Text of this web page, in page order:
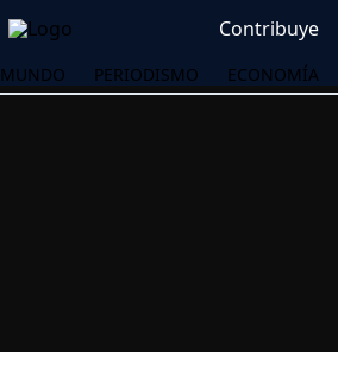
Contribuye
MUNDO PERIODISMO ECONOMÍA